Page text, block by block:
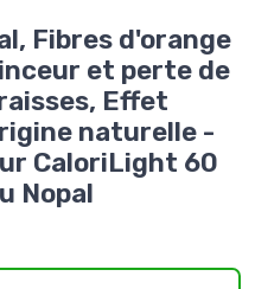
Fibres d'orange
et perte de
Effet
naturelle -
CaloriLight 60
Nopal